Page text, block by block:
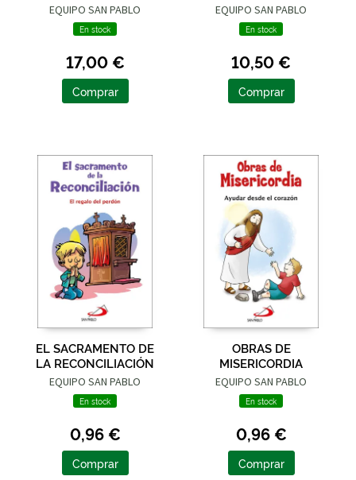
EQUIPO SAN PABLO
En stock
17,00 €
Comprar
EQUIPO SAN PABLO
En stock
10,50 €
Comprar
EL SACRAMENTO DE
LA RECONCILIACIÓN
EQUIPO SAN PABLO
En stock
0,96 €
Comprar
OBRAS DE
MISERICORDIA
EQUIPO SAN PABLO
En stock
0,96 €
Comprar